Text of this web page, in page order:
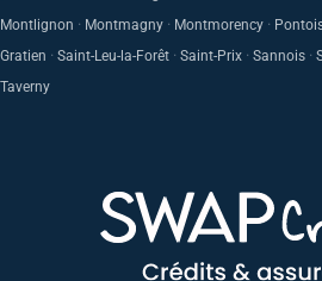
Montlignon · Montmagny · Montmorency ·
Gratien · Saint-Leu-la-Forêt · Saint-Prix · Sannois ·
Taverny